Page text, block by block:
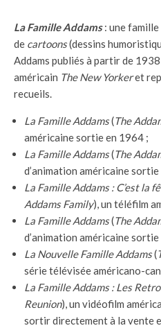
La Famille Addams: une famille
de cartoons(dessins
Addams publiés à partir de
américain The New Yorkeret
recueils.
La Famille Addams(The
américaine sortie en 1964 ;
La Famille Addams(The
d’animation américaine
La Famille Addams : C’est la
Addams Family), un téléfilm
La Famille Addams(The
d’animation américaine
La Nouvelle Famille Addams(
série télévisée américano-
La Famille Addams : Les
Reunion), un vidéofilm
sortir directement à la vente